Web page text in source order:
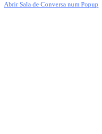
Abrir Sala de Conversa num Popup